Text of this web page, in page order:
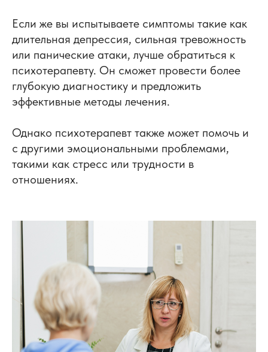
Если же вы испытываете симптомы такие как
длительная депрессия, сильная тревожность
или панические атаки, лучше обратиться к
психотерапевту. Он сможет провести более
глубокую диагностику и предложить
эффективные методы лечения.
Однако психотерапевт также может помочь и
с другими эмоциональными проблемами,
такими как стресс или трудности в
отношениях.